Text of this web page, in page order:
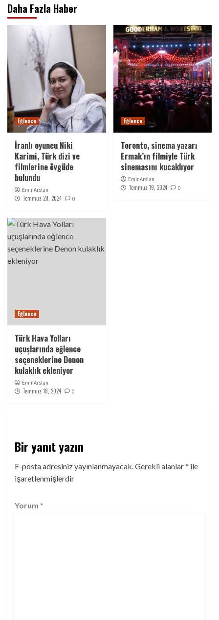
Daha Fazla Haber
Eğlence
İranlı oyuncu Niki
Karimi, Türk dizi ve
filmlerine övgüde
bulundu
Emir Arslan
Temmuz 20, 2024 0
Eğlence
Toronto, sinema yazarı
Ermak’ın filmiyle Türk
sinemasını kucaklıyor
Emir Arslan
Temmuz 19, 2024 0
Eğlence
Türk Hava Yolları
uçuşlarında eğlence
seçeneklerine Denon
kulaklık ekleniyor
Emir Arslan
Temmuz 18, 2024 0
Bir yanıt yazın
E-posta adresiniz yayınlanmayacak. Gerekli alanlar* ile
işaretlenmişlerdir
Yorum *